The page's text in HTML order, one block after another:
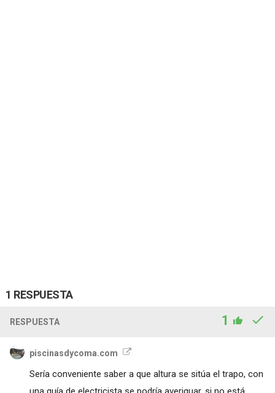
1 RESPUESTA
RESPUESTA 1
piscinasdycoma.com
Sería conveniente saber a que altura se sitúa el trapo, con